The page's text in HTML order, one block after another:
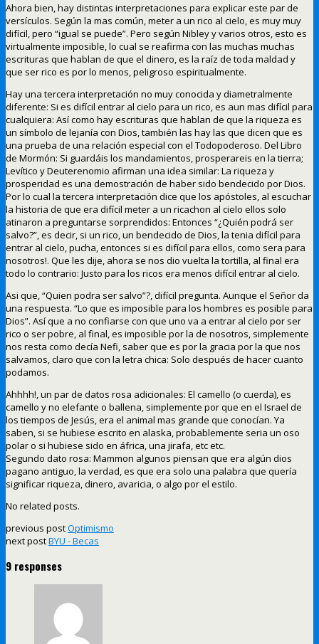
Ahora bien, hay distintas interpretaciones para explicar este par de
versículos. Según la mas común, meter a un rico al cielo, es muy muy
difícil, pero “igual se puede”. Pero según Nibley y varios otros, esto es
virtualmente imposible, lo cual se reafirma con las muchas muchas
escrituras que hablan de que el dinero, es la raíz de toda maldad y
que ser rico es por lo menos, peligroso espiritualmente.
Hay una tercera interpretación no muy conocida y diametralmente
diferente: Si es difícil entrar al cielo para un rico, es aun mas difícil para
cualquiera: Así como hay escrituras que hablan de que la riqueza es
un símbolo de lejanía con Dios, también las hay las que dicen que es
una prueba de una relación especial con el Todopoderoso. Del Libro
de Mormón: Si guardáis los mandamientos, prosperareis en la tierra;
Levítico y Deuterenomio afirman una idea similar: La riqueza y
prosperidad es una demostración de haber sido bendecido por Dios.
Por lo cual la tercera interpretación dice que los apóstoles, al escuchar
la historia de que era difícil meter a un ricachon al cielo ellos solo
atinaron a preguntarse sorprendidos: Entonces “¿Quién podrá ser
salvo?”, es decir, si un rico, un bendecido de Dios, la tenia difícil para
entrar al cielo, pucha, entonces si es difícil para ellos, como sera para
nosotros!. Que les dije, ahora se nos dio vuelta la tortilla, al final era
todo lo contrario: Justo para los ricos era menos difícil entrar al cielo.
Asi que, “Quien podra ser salvo”?, difícil pregunta. Aunque el Señor da
una respuesta. “Lo que es imposible para los hombres es posible para
Dios”. Así que a no confiarse con que uno va a entrar al cielo por ser
rico o ser pobre, al final, es imposible por la de nosotros, simplemente
nos resta como decía Nefi, saber que es por la gracia por la que nos
salvamos, claro que con la letra chica: Solo después de hacer cuanto
podamos.
Ahhhh!, un par de datos rosa adicionales: El camello (o cuerda), es
camello y no elefante o ballena, simplemente por que en el Israel de
los tiempos de Jesús, era el animal mas grande que conocían. Ya
saben, si se hubiese escrito en alaska, probablemente seria un oso
polar o si hubiese sido en áfrica, una jirafa, etc etc.
Segundo dato rosa: Mammon algunos piensan que era algún dios
pagano antiguo, la verdad, es que era solo una palabra que quería
significar riqueza, dinero, avaricia, o algo por el estilo.
No related posts.
previous postOptimismo
next postBYU - Becas
9 responses